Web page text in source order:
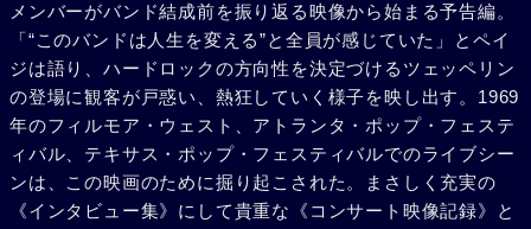
メンバーがバンド結成前を振り返る映像から始まる予告編。
「“このバンドは人生を変える”と全員が感じていた」とペイ
ジは語り、ハードロックの方向性を決定づけるツェッペリン
の登場に観客が戸惑い、熱狂していく様子を映し出す。1969
年のフィルモア・ウェスト、アトランタ・ポップ・フェステ
ィバル、テキサス・ポップ・フェスティバルでのライブシー
ンは、この映画のために掘り起こされた。まさしく充実の
《インタビュー集》にして貴重な《コンサート映像記録》と